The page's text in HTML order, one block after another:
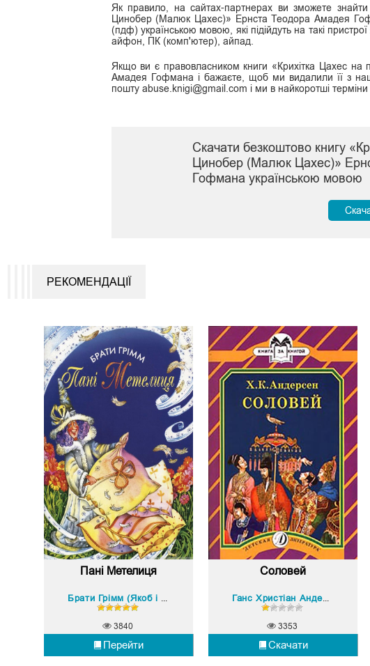
Як правило, на сайтах-партнерах ви зможете
Цинобер (Малюк Цахес)» Ернста Теодора Амадея
(пдф) українською мовою, які підійдуть на такі
айфон, ПК (комп'ютер), айпад.
Якщо ви є правовласником книги «Крихітка Цахес
Амадея Гофмана і бажаєте, щоб ми видалили її з
пошту abuse.knigi@gmail.com і ми в найкоротші терміни
Скачати безкоштово книгу
Цинобер (Малюк Цахес)»
Гофмана українською мовою
РЕКОМЕНДАЦІЇ
Пані Метелиця
Брати Грімм (Якоб і Вільгельм)
Перейти
3840
Соловей
Ганс Христіан Андерсен
Скачати
3353